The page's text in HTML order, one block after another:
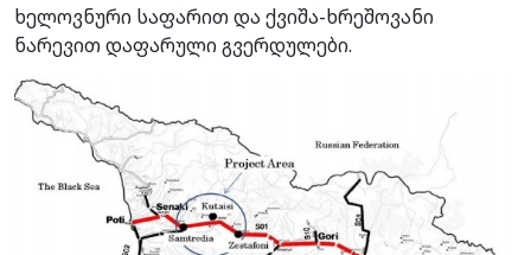
ხელოვნური საფარით და ქვიშა-ხრეშოვანი
ნარევით დაფარული გვერდულები.